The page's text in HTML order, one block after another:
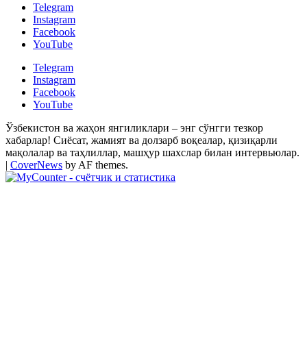
Telegram
Instagram
Facebook
YouTube
Telegram
Instagram
Facebook
YouTube
Ўзбекистон ва жаҳон янгиликлари – энг сўнгги тезкор
хабарлар! Сиёсат, жамият ва долзарб воқеалар, қизиқарли
мақолалар ва таҳлиллар, машҳур шахслар билан интервьюлар.
| CoverNews by AF themes.